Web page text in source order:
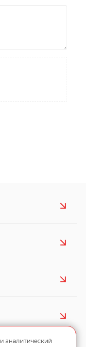
аналитический